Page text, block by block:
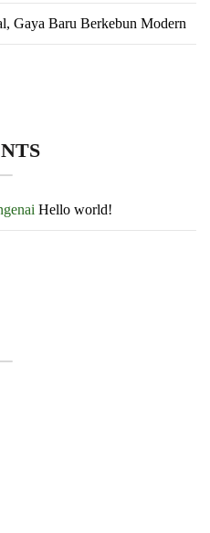
Gaya Baru Berkebun Modern
Hello world!